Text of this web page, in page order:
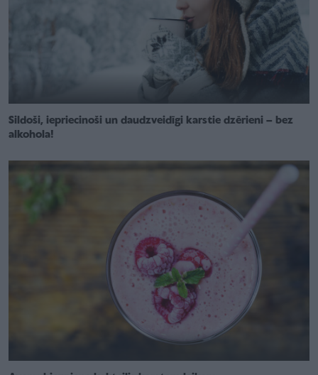
Sildoši, iepriecinoši un daudzveidīgi karstie dzērieni – bez
alkohola!